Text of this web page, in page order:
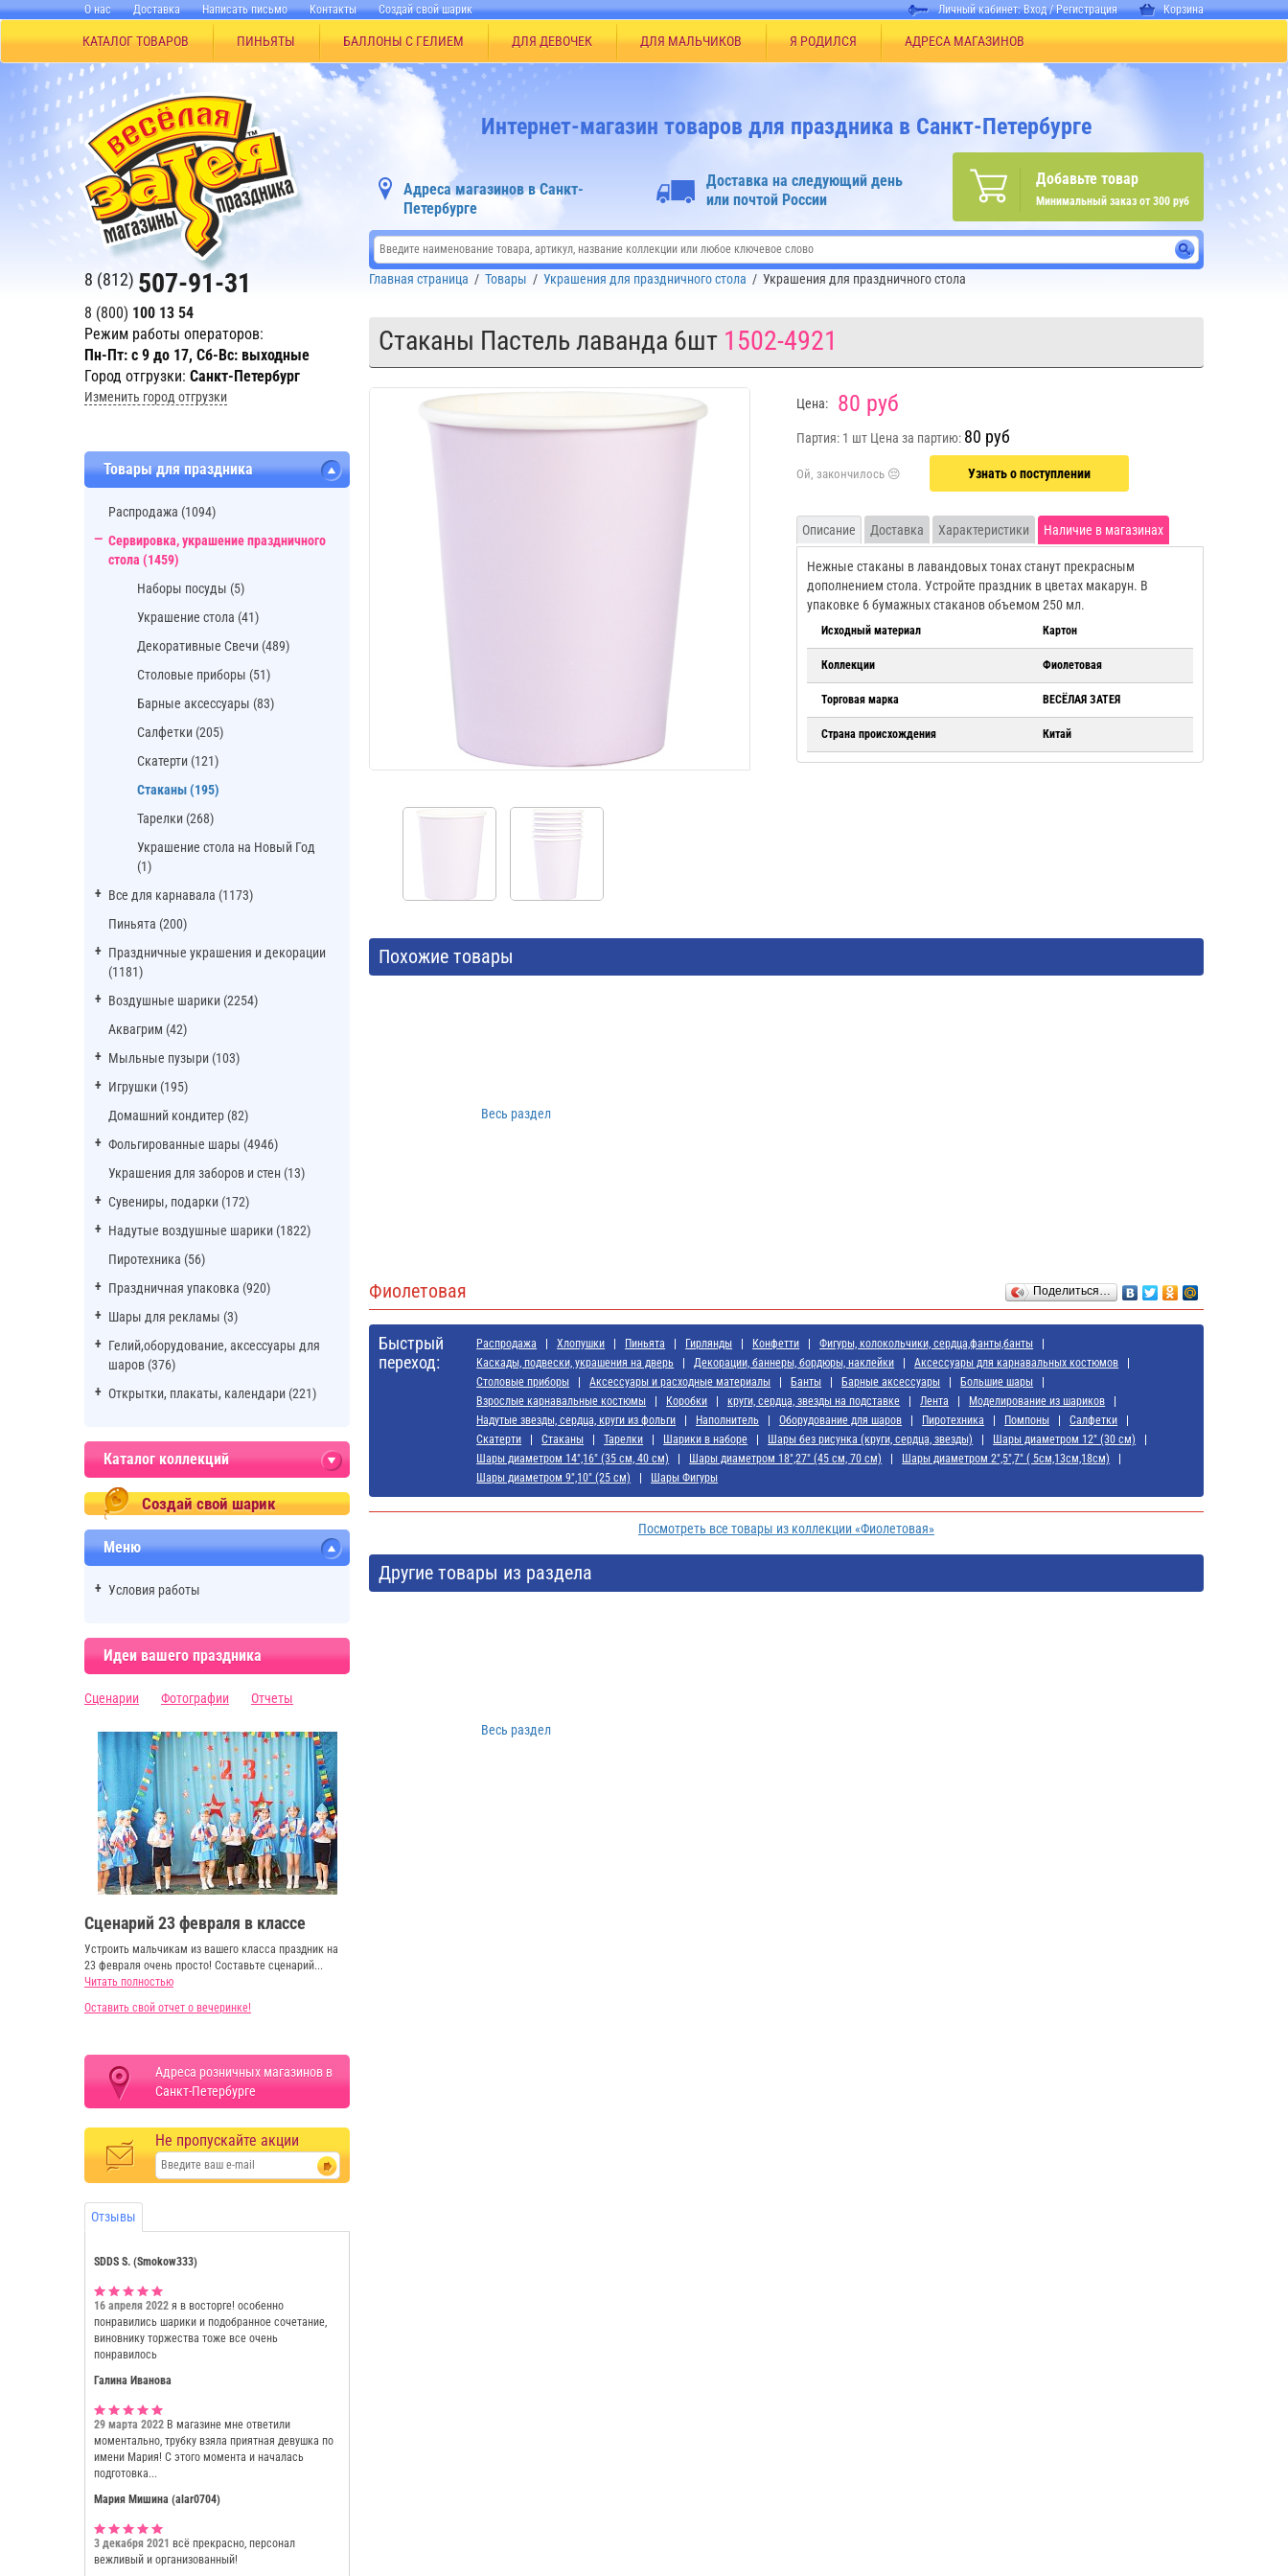
О нас Доставка Написать письмо Контакты Создай свой шарик Личный кабинет:Вход/Регистрация Корзина
КАТАЛОГ ТОВАРОВ ПИНЬЯТЫ БАЛЛОНЫ С ГЕЛИЕМ ДЛЯ ДЕВОЧЕК ДЛЯ МАЛЬЧИКОВ Я РОДИЛСЯ АДРЕСА МАГАЗИНОВ
8 (812) 507-91-31
8 (800) 100 13 54
Режим работы операторов:
Пн-Пт: с 9 до 17, Сб-Вс: выходные
Город отгрузки: Санкт-Петербург
Изменить город отгрузки
Товары для праздника
Распродажа (1094)
Сервировка, украшение праздничного
стола (1459)
Наборы посуды (5)
Украшение стола (41)
Декоративные Свечи (489)
Cтоловые приборы (51)
Барные аксессуары (83)
Салфетки (205)
Скатерти (121)
Стаканы (195)
Тарелки (268)
Украшение стола на Новый Год
(1)
Все для карнавала (1173)
Пиньята (200)
Праздничные украшения и декорации
(1181)
Воздушные шарики (2254)
Аквагрим (42)
Мыльные пузыри (103)
Игрушки (195)
Домашний кондитер (82)
Фольгированные шары (4946)
Украшения для заборов и стен (13)
Сувениры, подарки (172)
Надутые воздушные шарики (1822)
Пиротехника (56)
Праздничная упаковка (920)
Шары для рекламы (3)
Гелий,оборудование, аксессуары для
шаров (376)
Открытки, плакаты, календари (221)
Каталог коллекций
Создай свой шарик
Меню
Условия работы
Идеи вашего праздника
Сценарии Фотографии Отчеты
Сценарий 23 февраля в классе
Устроить мальчикам из вашего класса праздник на
23 февраля очень просто! Составьте сценарий...
Читать полностью
Оставить свой отчет о вечеринке!
Адреса розничных магазинов в
Санкт-Петербурге
Не пропускайте акции
Отзывы
SDDS S. (Smokow333)
16 апреля 2022 я в восторге! особенно
понравились шарики и подобранное сочетание,
виновнику торжества тоже все очень
понравилось
Галина Иванова
29 марта 2022 В магазине мне ответили
моментально, трубку взяла приятная девушка по
имени Мария! С этого момента и началась
подготовка...
Мария Мишина (alar0704)
3 декабря 2021 всё прекрасно, персонал
вежливый и организованный!
Интернет-магазин товаров для праздника в Санкт-Петербурге
Добавьте товар
Минимальный заказ от 300 руб
Адреса магазинов в Санкт-
Петербурге
Доставка на следующий день
или почтой России
Главная страница / Товары / Украшения для праздничного стола / Украшения для праздничного стола
Стаканы Пастель лаванда 6шт 1502-4921
Цена: 80 руб
Партия: 1 шт Цена за партию: 80 руб
Узнать о поступлении
Описание Доставка Характеристики Наличие в магазинах
Нежные стаканы в лавандовых тонах станут прекрасным
дополнением стола. Устройте праздник в цветах макарун. В
упаковке 6 бумажных стаканов объемом 250 мл.
Исходный материал Картон
Коллекции Фиолетовая
Торговая марка ВЕСЁЛАЯ ЗАТЕЯ
Страна происхождения Китай
Похожие товары
Весь раздел
Поделиться…
Фиолетовая
Быстрый
переход:
Распродажа Хлопушки Пиньята Гирлянды Конфетти
Фигуры, колокольчики, сердца,фанты,банты
Каскады, подвески, украшения на дверь
Декорации, баннеры, бордюры, наклейки
Аксессуары для карнавальных костюмов
Cтоловые приборы
Аксессуары и расходные материалы Банты Барные аксессуары
Большие шары
Взрослые карнавальные костюмы
Коробки круги, сердца, звезды на подставке Лента
Моделирование из шариков
Надутые звезды, сердца, круги из фольги
Наполнитель Оборудование для шаров Пиротехника Помпоны
Салфетки
Скатерти
Стаканы Тарелки Шарики в наборе Шары без рисунка (круги, сердца, звезды)
Шары диаметром 12" (30 см)
Шары диаметром 14",16" (35 см, 40 см)
Шары диаметром 18",27" (45 см, 70 см)
Шары диаметром 2",5",7" ( 5см,13см,18см)
Шары диаметром 9",10" (25 см)
Шары Фигуры
Посмотреть все товары из коллекции «Фиолетовая»
Другие товары из раздела
Весь раздел